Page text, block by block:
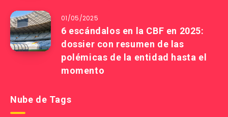
01/05/2025
6 escándalos en la CBF en 2025:
dossier con resumen de las
polémicas de la entidad hasta el
momento
Nube de Tags